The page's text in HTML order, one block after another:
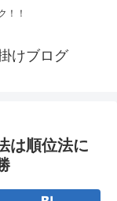
！！
けブログ
は順位法に